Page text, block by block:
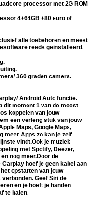
processor met 2G ROM
4+64GB +80 euro of
alle toebehoren en meest
reeds geinstalleerd.
360 graden camera.
Android Auto functie.
dit moment 1 van de meest
koppelen van jouw
een verleng stuk van jouw
Maps, Google Maps,
meer Apps zo kan je zelf
vindt.Ook je muziek
met Spotify, Deezer,
nog meer.Door de
hoef je geen kabel aan
opstarten van jouw
Geef Siri de
en je hoeft je handen
te halen.